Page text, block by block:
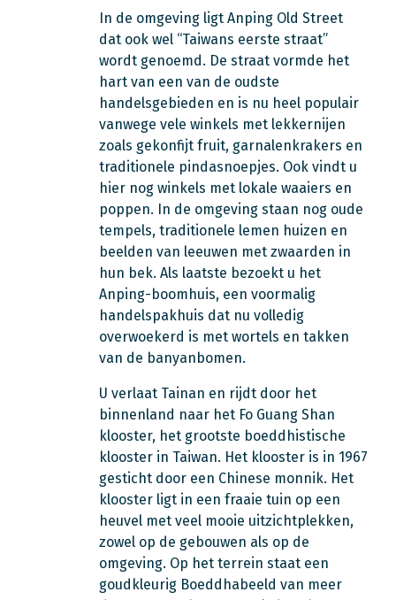
In de omgeving ligt Anping Old Street
dat ook wel “Taiwans eerste straat”
wordt genoemd. De straat vormde het
hart van een van de oudste
handelsgebieden en is nu heel populair
vanwege vele winkels met lekkernijen
zoals gekonfijt fruit, garnalenkrakers en
traditionele pindasnoepjes. Ook vindt u
hier nog winkels met lokale waaiers en
poppen. In de omgeving staan nog oude
tempels, traditionele lemen huizen en
beelden van leeuwen met zwaarden in
hun bek. Als laatste bezoekt u het
Anping-boomhuis, een voormalig
handelspakhuis dat nu volledig
overwoekerd is met wortels en takken
van de banyanbomen.
U verlaat Tainan en rijdt door het
binnenland naar het Fo Guang Shan
klooster, het grootste boeddhistische
klooster in Taiwan. Het klooster is in 1967
gesticht door een Chinese monnik. Het
klooster ligt in een fraaie tuin op een
heuvel met veel mooie uitzichtplekken,
zowel op de gebouwen als op de
omgeving. Op het terrein staat een
goudkleurig Boeddhabeeld van meer